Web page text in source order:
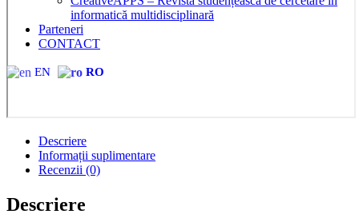
informatică multidisciplinară
Parteneri
CONTACT
EN RO
Descriere
Informații suplimentare
Recenzii (0)
Descriere